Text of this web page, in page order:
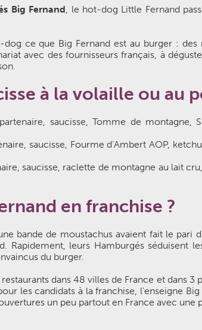
Big Fernand, le hot-dog Little Fernand
ce que Big Fernand est au burger :
avec des fournisseurs français, à
à la volaille ou au
saucisse, Tomme de montagne,
saucisse, Fourme d’Ambert AOP,
saucisse, raclette de montagne au lait
en franchise ?
bande de moustachus avaient fait le pari
Rapidement, leurs Hamburgés séduisent
du burger.
dans 48 villes de France et dans 3
les candidats à la franchise, l'enseigne
un peu partout en France avec une